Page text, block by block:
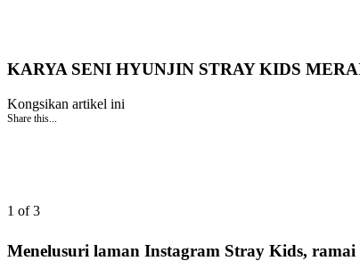
KARYA SENI HYUNJIN STRAY KIDS
Kongsikan artikel ini
Share this...
1 of 3
Menelusuri laman Instagram Stray Kids,